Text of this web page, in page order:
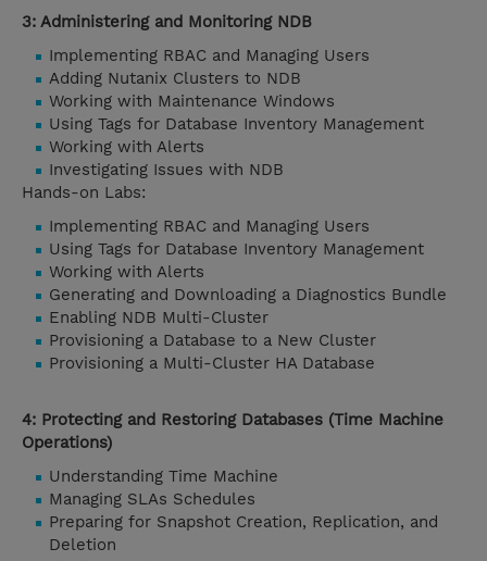
3: Administering and Monitoring NDB
Implementing RBAC and Managing Users
Adding Nutanix Clusters to NDB
Working with Maintenance Windows
Using Tags for Database Inventory Management
Working with Alerts
Investigating Issues with NDB
Hands-on Labs:
Implementing RBAC and Managing Users
Using Tags for Database Inventory Management
Working with Alerts
Generating and Downloading a Diagnostics Bundle
Enabling NDB Multi-Cluster
Provisioning a Database to a New Cluster
Provisioning a Multi-Cluster HA Database
4: Protecting and Restoring Databases (Time Machine
Operations)
Understanding Time Machine
Managing SLAs Schedules
Preparing for Snapshot Creation, Replication, and
Deletion